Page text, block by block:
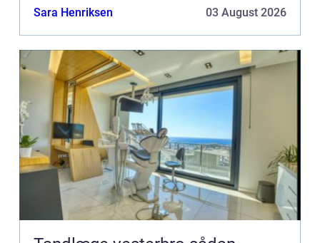
Sara Henriksen 03 August 2026